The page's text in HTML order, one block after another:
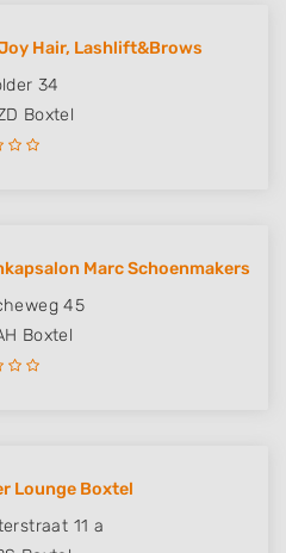
Hair, Lashlift&Brows
34
Boxtel
Marc Schoenmakers
45
Boxtel
Lounge Boxtel
11 a